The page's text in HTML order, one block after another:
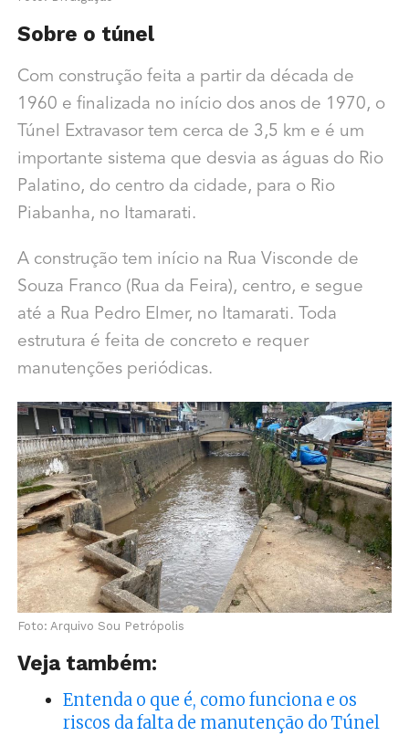
Sobre o túnel
Com construção feita a partir da década de
1960 e finalizada no início dos anos de 1970, o
Túnel Extravasor tem cerca de 3,5 km e é um
importante sistema que desvia as águas do Rio
Palatino, do centro da cidade, para o Rio
Piabanha, no Itamarati.
A construção tem início na Rua Visconde de
Souza Franco (Rua da Feira), centro, e segue
até a Rua Pedro Elmer, no Itamarati. Toda
estrutura é feita de concreto e requer
manutenções periódicas.
Foto: Arquivo Sou Petrópolis
Veja também:
Entenda o que é, como funciona e os
riscos da falta de manutenção do Túnel